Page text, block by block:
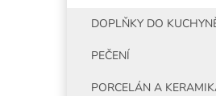
DOPLŇKY DO
PEČENÍ
PORCELÁN A